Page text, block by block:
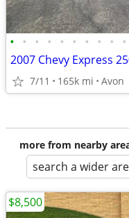
• • • • • • • • • •
2007 Chevy Express
7/11 165k mi Avon
more from nearby
search a wider
$8,500